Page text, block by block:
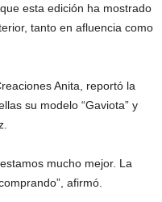
esta edición ha mostrado
tanto en afluencia como
Anita, reportó la
su modelo “Gaviota” y
mucho mejor. La
afirmó.